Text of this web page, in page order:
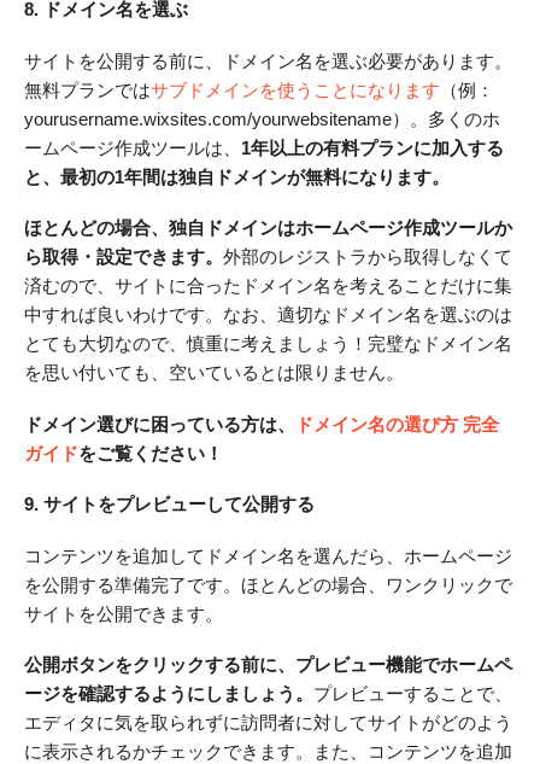
8. ドメイン名を選ぶ
サイトを公開する前に、ドメイン名を選ぶ必要があります。
無料プランではサブドメインを使うことになります （例：
yourusername.wixsites.com/yourwebsitename）。多くのホ
ームページ作成ツールは、 1年以上の有料プランに加入する
と、最初の1年間は独自ドメインが無料になります。
ほとんどの場合、独自ドメインはホームページ作成ツールか
ら取得・設定できます。 外部のレジストラから取得しなくて
済むので、サイトに合ったドメイン名を考えることだけに集
中すれば良いわけです。なお、適切なドメイン名を選ぶのは
とても大切なので、慎重に考えましょう！完璧なドメイン名
を思い付いても、空いているとは限りません。
ドメイン選びに困っている方は、
ドメイン名の選び方 完全
ガイドをご覧ください！
9. サイトをプレビューして公開する
コンテンツを追加してドメイン名を選んだら、ホームページ
を公開する準備完了です。ほとんどの場合、ワンクリックで
サイトを公開できます。
公開ボタンをクリックする前に、プレビュー機能でホームペ
ージを確認するようにしましょう。 プレビューすることで、
エディタに気を取られずに訪問者に対してサイトがどのよう
に表示されるかチェックできます。また、コンテンツを追加